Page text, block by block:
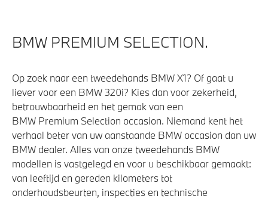
BMW PREMIUM SELECTION.
Op zoek naar een tweedehands BMW X1? Of gaat u
liever voor een BMW 320i? Kies dan voor zekerheid,
betrouwbaarheid en het gemak van een
BMW Premium Selection occasion. Niemand kent het
verhaal beter van uw aanstaande BMW occasion dan uw
BMW dealer. Alles van onze tweedehands BMW
modellen is vastgelegd en voor u beschikbaar gemaakt:
van leeftijd en gereden kilometers tot
onderhoudsbeurten, inspecties en technische